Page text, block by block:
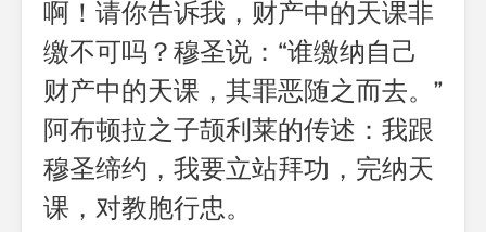
啊！请你告诉我，财产中的天课非
缴不可吗？穆圣说：“谁缴纳自己
财产中的天课，其罪恶随之而去。”
阿布顿拉之子颉利莱的传述：我跟
穆圣缔约，我要立站拜功，完纳天
课，对教胞行忠。